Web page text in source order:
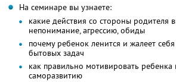
На семинаре вы узнаете:
какие действия со стороны родителя
непонимание, агрессию, обиды
почему ребенок ленится и жалеет
бытовых задач
как правильно мотивировать ребенка
саморазвитию